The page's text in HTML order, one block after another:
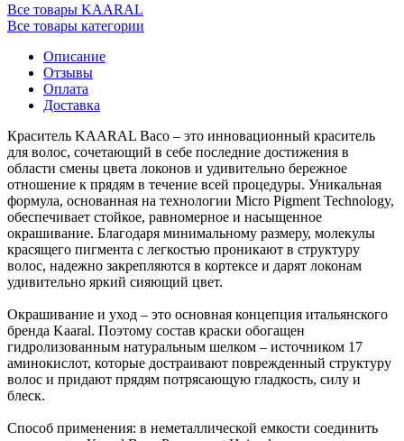
Все товары KAARAL
Все товары категории
Описание
Отзывы
Оплата
Доставка
Краситель KAARAL Baco – это инновационный краситель
для волос, сочетающий в себе последние достижения в
области смены цвета локонов и удивительно бережное
отношение к прядям в течение всей процедуры. Уникальная
формула, основанная на технологии Micro Pigment Technology,
обеспечивает стойкое, равномерное и насыщенное
окрашивание. Благодаря минимальному размеру, молекулы
красящего пигмента с легкостью проникают в структуру
волос, надежно закрепляются в кортексе и дарят локонам
удивительно яркий сияющий цвет.
Окрашивание и уход – это основная концепция итальянского
бренда Kaaral. Поэтому состав краски обогащен
гидролизованным натуральным шелком – источником 17
аминокислот, которые достраивают поврежденный структуру
волос и придают прядям потрясающую гладкость, силу и
блеск.
Способ применения: в неметаллической емкости соединить